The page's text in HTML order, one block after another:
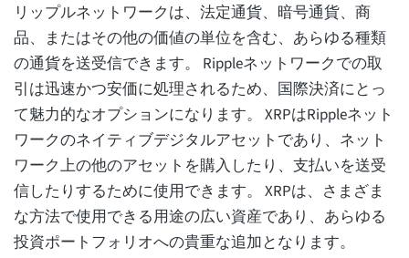
リップルネットワークは、法定通貨、暗号通貨、商
品、またはその他の価値の単位を含む、あらゆる種類
の通貨を送受信できます。 Rippleネットワークでの取
引は迅速かつ安価に処理されるため、国際決済にとっ
て魅力的なオプションになります。 XRPはRippleネット
ワークのネイティブデジタルアセットであり、ネット
ワーク上の他のアセットを購入したり、支払いを送受
信したりするために使用できます。 XRPは、さまざま
な方法で使用できる用途の広い資産であり、あらゆる
投資ポートフォリオへの貴重な追加となります。